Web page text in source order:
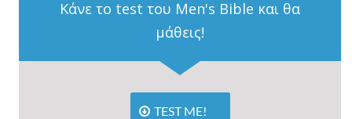
Κάνε το test του Men's Bible και θα
μάθεις!
TEST ME!